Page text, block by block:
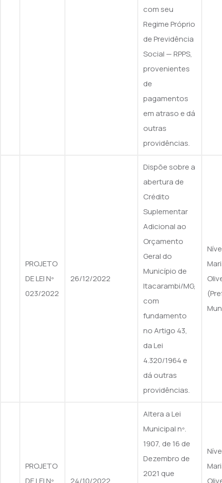
com seu
Regime Próprio
de Previdência
Social — RPPS,
provenientes
de
pagamentos
em atraso e dá
outras
providências.
PROJETO
DE LEI Nº
023/2022
26/12/2022
Dispõe sobre a
abertura de
Crédito
Suplementar
Adicional ao
Orçamento
Geral do
Município de
Itacarambi/MG,
com
fundamento
no Artigo 43,
da Lei
4.320/1964 e
dá outras
providências.
PROJETO
DE LEI Nº
24/10/2022
Altera a Lei
Municipal nº.
1907, de 16 de
Dezembro de
2021 que